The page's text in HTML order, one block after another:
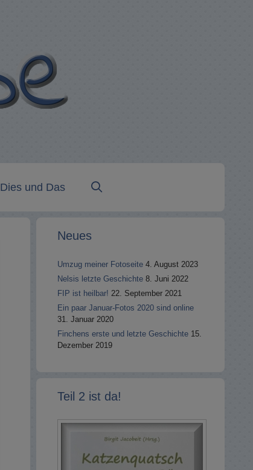
Dies und Das
Neues
Umzug meiner Fotoseite 4. August 2023
Nelsis letzte Geschichte 8. Juni 2022
FIP ist heilbar! 22. September 2021
Ein paar Januar-Fotos 2020 sind online
31. Januar 2020
Finchens erste und letzte Geschichte 15.
Dezember 2019
Teil 2 ist da!